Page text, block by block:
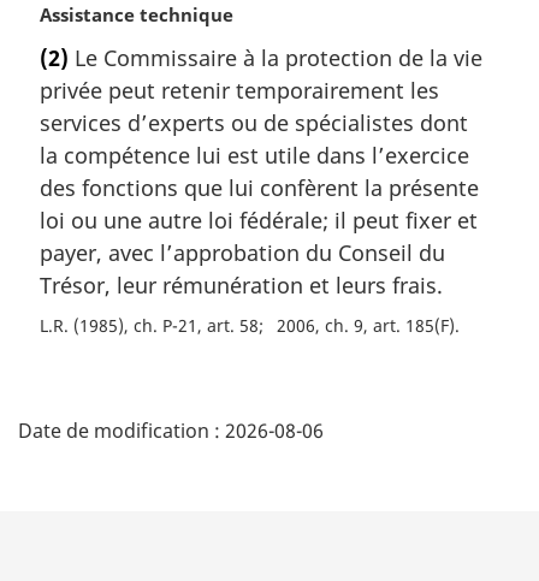
a
l
e
:
N
t
e
m
a
g
i
n
a
e
Assistance technique
(2) Le Commissaire à la protection de la vie
privée peut retenir temporairement les
services d’experts ou de spécialistes dont
la compétence lui est utile dans l’exercice
des fonctions que lui confèrent la présente
loi ou une autre loi fédérale; il peut fixer et
payer, avec l’approbation du Conseil du
Trésor, leur rémunération et leurs frais.
L.R. (1985), ch. P-21, art. 58 2006, ch. 9, art. 185(F)
é
Date de modification : 2026-08-06